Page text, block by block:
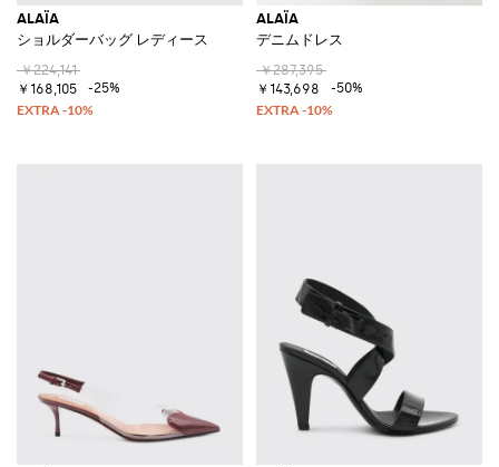
ALAÏA
ショルダーバッグ レディース
￥224,141
￥168,105
-25%
ALAÏA
デニムドレス
￥287,395
￥143,698
-50%